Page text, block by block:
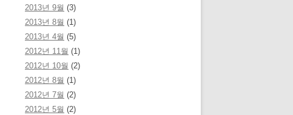
2013년 9월 (3)
2013년 8월 (1)
2013년 4월 (5)
2012년 11월 (1)
2012년 10월 (2)
2012년 8월 (1)
2012년 7월 (2)
2012년 5월 (2)